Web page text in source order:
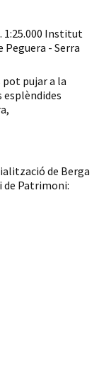
1:25.000 Institut
Peguera - Serra
pot pujar a la
esplèndides
de Berga
de Patrimoni: